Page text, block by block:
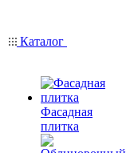
Каталог
Фасадная
плитка